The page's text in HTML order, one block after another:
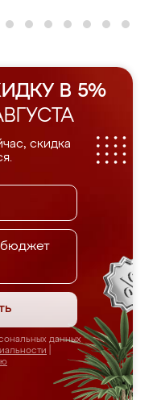
В 5%
скидка
данных